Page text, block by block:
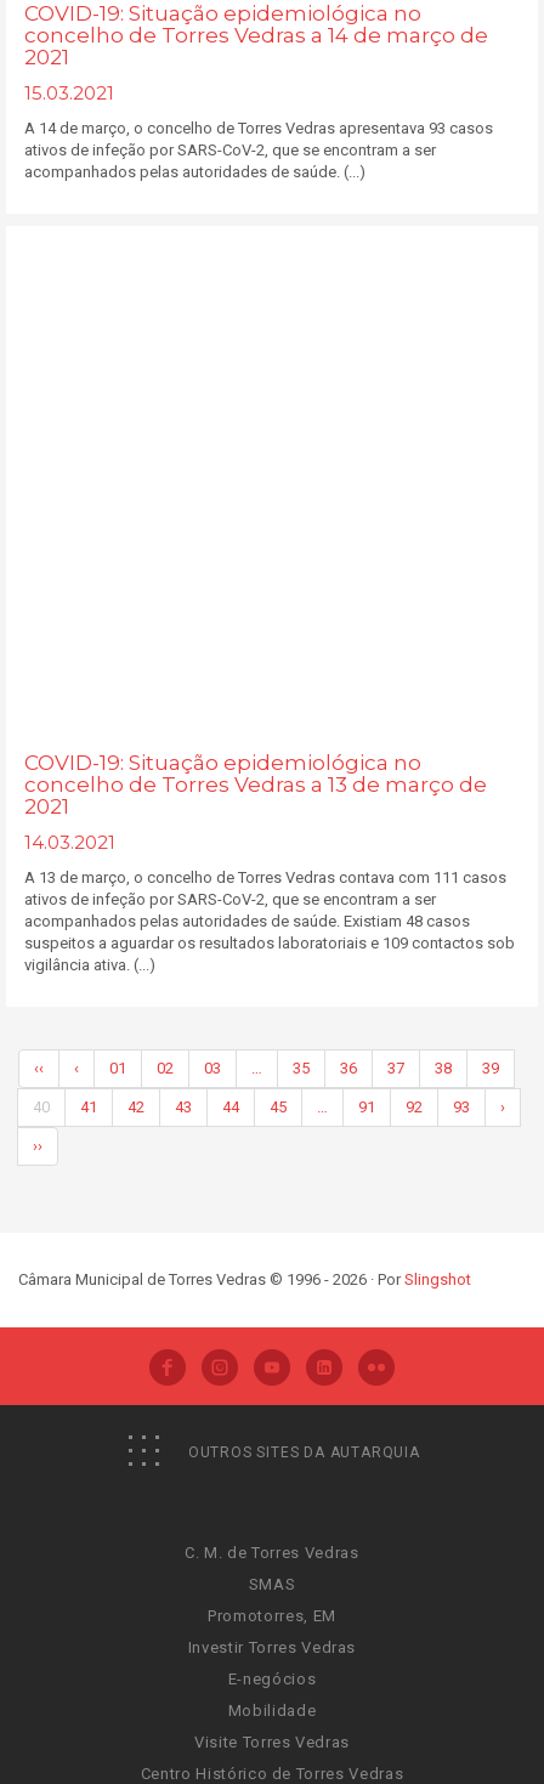
COVID-19: Situação epidemiológica no
concelho de Torres Vedras a 14 de março de
2021
15.03.2021
A 14 de março, o concelho de Torres Vedras apresentava 93 casos
ativos de infeção por SARS-CoV-2, que se encontram a ser
acompanhados pelas autoridades de saúde. (...)
COVID-19: Situação epidemiológica no
concelho de Torres Vedras a 13 de março de
2021
14.03.2021
A 13 de março, o concelho de Torres Vedras contava com 111 casos
ativos de infeção por SARS-CoV-2, que se encontram a ser
acompanhados pelas autoridades de saúde. Existiam 48 casos
suspeitos a aguardar os resultados laboratoriais e 109 contactos sob
vigilância ativa. (...)
‹‹ ‹ 01 02 03 … 35 36 37 38 39
40 41 42 43 44 45 … 91 92 93 ›
››
Câmara Municipal de Torres Vedras © 1996 - 2026 · PorSlingshot
OUTROS SITES DA AUTARQUIA
C. M. de Torres Vedras
SMAS
Promotorres, EM
Investir Torres Vedras
E-negócios
Mobilidade
Visite Torres Vedras
Centro Histórico de Torres Vedras